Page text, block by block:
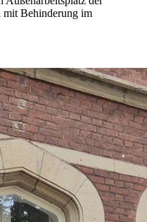
mit Behinderung im